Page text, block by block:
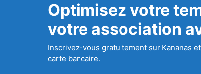
Optimisez votre
votre association
Inscrivez-vous gratuitement sur Kananas
carte bancaire.